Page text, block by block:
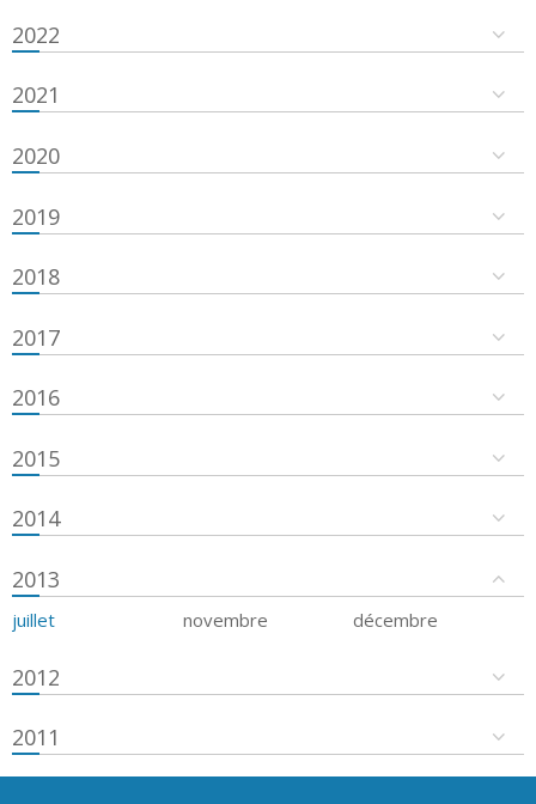
2022
2021
2020
2019
2018
2017
2016
2015
2014
2013
juillet novembre décembre
2012
2011